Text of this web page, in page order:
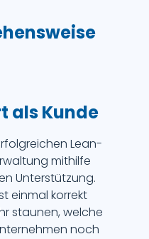
als Kunde
Lean-
mithilfe
Unterstützung.
einmal korrekt
staunen, welche
noch